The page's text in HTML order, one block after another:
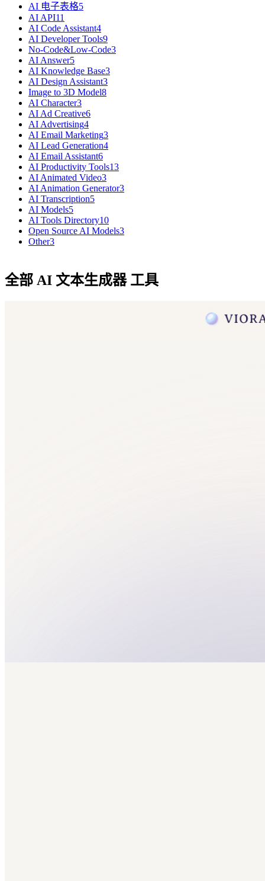
AI 电子表格5
AI API11
AI Code Assistant4
AI Developer Tools9
No-Code&Low-Code3
AI Answer5
AI Knowledge Base3
AI Design Assistant3
Image to 3D Model8
AI Character3
AI Ad Creative6
AI Advertising4
AI Email Marketing3
AI Lead Generation4
AI Email Assistant6
AI Productivity Tools13
AI Animated Video3
AI Animation Generator3
AI Transcription5
AI Models5
AI Tools Directory10
Open Source AI Models3
Other3
全部 AI 文本生成器 工具